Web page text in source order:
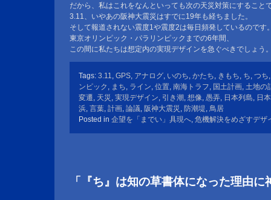
だから、私はこれをなんといっても次の天災対策にすること
3.11、いやあの阪神大震災はすでに19年も経ちました。
そして報道されない震度1や震度2は毎日頻発しているのです
東京オリンピック・パラリンピックまでの6年間、
この間に私たちは想定内の実現デザインを急ぐべきでしょう
Tags: 3.11 GPS アナログ いのち かたち きもち ち つち
ンピック
まち ライン 位置 南海トラフ 国土計画 土地の
変遷 天災 実現デザイン 引き潮 想像 愚弄 日本列島
日
浜 言葉 計画 論議 阪神大震災 防潮堤 鳥居
Posted in 企望を「までい」具現へ 危機解決をめざすデザ
「『ち』は知の草書体になった理由に